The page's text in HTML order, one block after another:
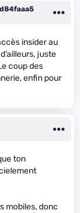
insider au
juste
coup des
enfin pour
ton
mobiles, donc